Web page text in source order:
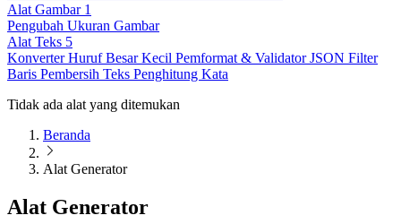
Alat Gambar 1
Pengubah Ukuran Gambar
Alat Teks 5
Konverter Huruf Besar Kecil Pemformat & Validator JSON Filter
Baris Pembersih Teks Penghitung Kata
Tidak ada alat yang ditemukan
Beranda
Alat Generator
Alat Generator